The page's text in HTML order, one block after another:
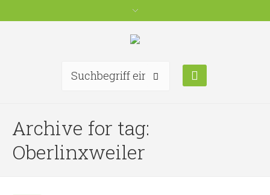
Archive for tag:
Oberlinxweiler